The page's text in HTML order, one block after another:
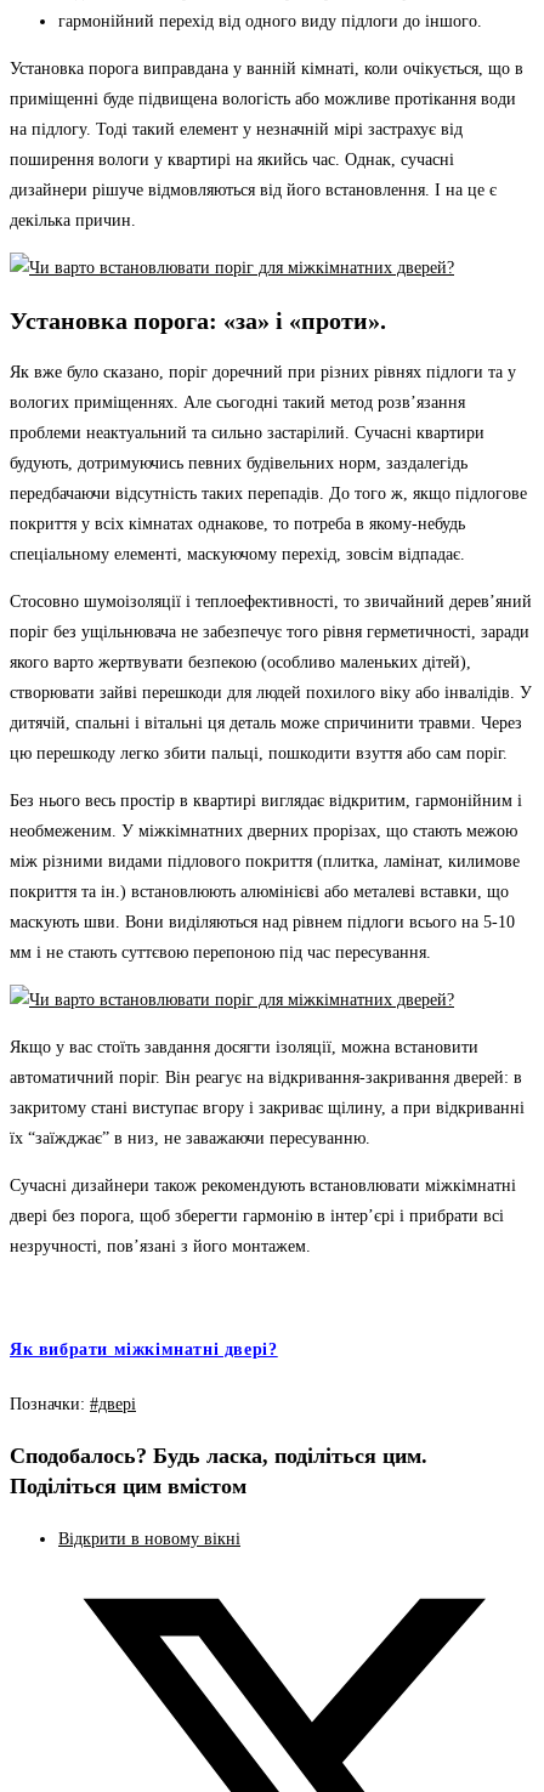
гармонійний перехід від одного виду підлоги до іншого.
Установка порога виправдана у ванній кімнаті, коли очікується, що в
приміщенні буде підвищена вологість або можливе протікання води
на підлогу. Тоді такий елемент у незначній мірі застрахує від
поширення вологи у квартирі на якийсь час. Однак, сучасні
дизайнери рішуче відмовляються від його встановлення. І на це є
декілька причин.
Установка порога: «за» і «проти».
Як вже було сказано, поріг доречний при різних рівнях підлоги та у
вологих приміщеннях. Але сьогодні такий метод розв’язання
проблеми неактуальний та сильно застарілий. Сучасні квартири
будують, дотримуючись певних будівельних норм, заздалегідь
передбачаючи відсутність таких перепадів. До того ж, якщо підлогове
покриття у всіх кімнатах однакове, то потреба в якому-небудь
спеціальному елементі, маскуючому перехід, зовсім відпадає.
Стосовно шумоізоляції і теплоефективності, то звичайний дерев’яний
поріг без ущільнювача не забезпечує того рівня герметичності, заради
якого варто жертвувати безпекою (особливо маленьких дітей),
створювати зайві перешкоди для людей похилого віку або інвалідів. У
дитячій, спальні і вітальні ця деталь може спричинити травми. Через
цю перешкоду легко збити пальці, пошкодити взуття або сам поріг.
Без нього весь простір в квартирі виглядає відкритим, гармонійним і
необмеженим. У міжкімнатних дверних прорізах, що стають межою
між різними видами підлового покриття (плитка, ламінат, килимове
покриття та ін.) встановлюють алюмінієві або металеві вставки, що
маскують шви. Вони виділяються над рівнем підлоги всього на 5-10
мм і не стають суттєвою перепоною під час пересування.
Якщо у вас стоїть завдання досягти ізоляції, можна встановити
автоматичний поріг. Він реагує на відкривання-закривання дверей: в
закритому стані виступає вгору і закриває щілину, а при відкриванні
їх “заїжджає” в низ, не заважаючи пересуванню.
Сучасні дизайнери також рекомендують встановлювати міжкімнатні
двері без порога, щоб зберегти гармонію в інтер’єрі і прибрати всі
незручності, пов’язані з його монтажем.
Як вибрати міжкімнатні двері?
Позначки: #двері
Сподобалось? Будь ласка, поділіться цим.
Поділіться цим вмістом
Відкрити в новому вікні